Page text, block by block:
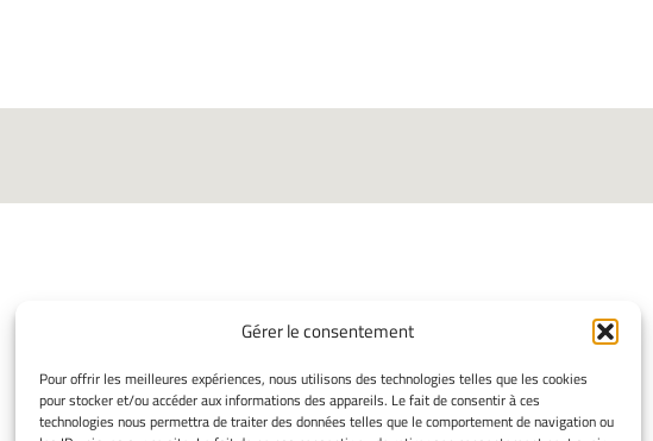
Gérer le consentement
Pour offrir les meilleures expériences, nous utilisons des technologies telles que les cookies
pour stocker et/ou accéder aux informations des appareils. Le fait de consentir à ces
technologies nous permettra de traiter des données telles que le comportement de navigation ou
INFORMATIONS LÉGALES
Mentions légales